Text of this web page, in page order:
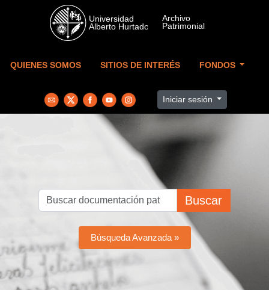
Skip to main content
QUIENES SOMOS SITIOS DE INTERÉS FONDOS
Iniciar sesión
Buscar
Búsqueda Avanzada »